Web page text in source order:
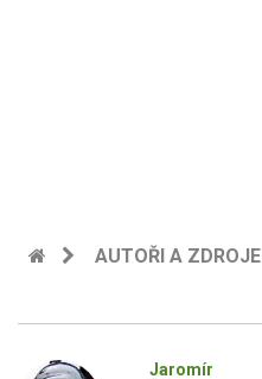
AUTOŘI A ZDROJE
Jaromír